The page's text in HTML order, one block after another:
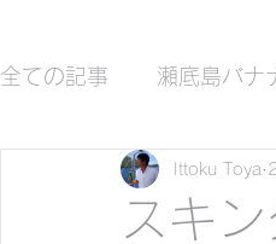
全ての記事 瀬底島バナ
瀬底島バナナボートで
スキ
Ittoku Toya